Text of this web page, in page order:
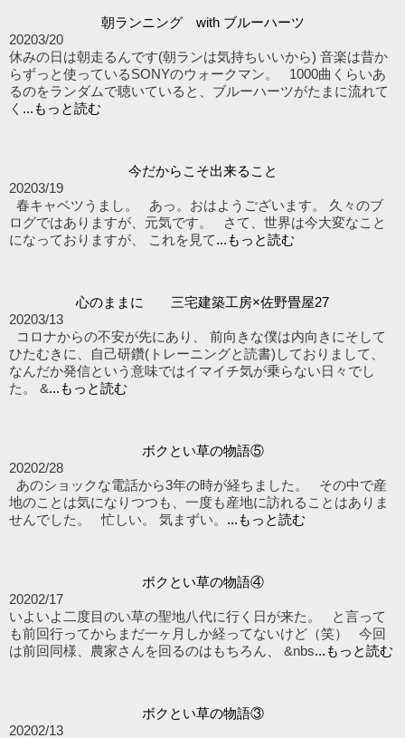
朝ランニング with ブルーハーツ
20203/20
休みの日は朝走るんです(朝ランは気持ちいいから) 音楽は昔か
らずっと使っているSONYのウォークマン。 1000曲くらいあ
るのをランダムで聴いていると、ブルーハーツがたまに流れて
く ...もっと読む
今だからこそ出来ること
20203/19
春キャベツうまし。 あっ。おはようございます。 久々のブ
ログではありますが、元気です。 さて、世界は今大変なこと
になっておりますが、 これを見て...もっと読む
心のままに 三宅建築工房×佐野畳屋27
20203/13
コロナからの不安が先にあり、 前向きな僕は内向きにそして
ひたむきに、自己研鑽(トレーニングと読書)しておりまして、
なんだか発信という意味ではイマイチ気が乗らない日々でし
た。 &...もっと読む
ボクとい草の物語⑤
20202/28
あのショックな電話から3年の時が経ちました。 その中で産
地のことは気になりつつも、一度も産地に訪れることはありま
せんでした。 忙しい。 気まずい。 ...もっと読む
ボクとい草の物語④
20202/17
いよいよ二度目のい草の聖地八代に行く日が来た。 と言って
も前回行ってからまだ一ヶ月しか経ってないけど（笑） 今回
は前回同様、農家さんを回るのはもちろん、 &nbs...もっと読む
ボクとい草の物語③
20202/13